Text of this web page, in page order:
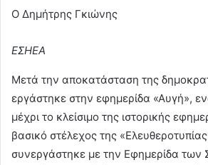
Ο Δημήτρης Γκιώνης
ΕΣΗΕΑ
Μετά την αποκατάσταση της
εργάστηκε στην εφημερίδα «Αυγή»,
μέχρι το κλείσιμο της ιστορικής
βασικό στέλεχος της
συνεργάστηκε με την Εφημερίδα των